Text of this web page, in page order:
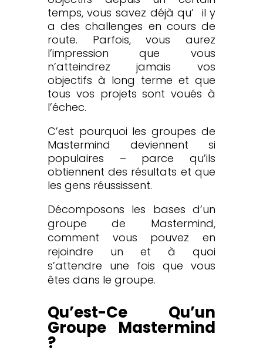
temps, vous savez déjà qu’ il y
a des challenges en cours de
route. Parfois, vous aurez
l’impression que vous
n’atteindrez jamais vos
objectifs à long terme et que
tous vos projets sont voués à
l’échec.
C’est pourquoi les groupes de
Mastermind deviennent si
populaires – parce qu’ils
obtiennent des résultats et que
les gens réussissent.
Décomposons les bases d’un
groupe de Mastermind,
comment vous pouvez en
rejoindre un et à quoi
s’attendre une fois que vous
êtes dans le groupe.
Qu’est-Ce Qu’un
Groupe Mastermind
?